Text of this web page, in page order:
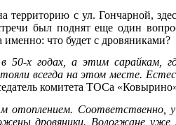
территорию с ул. Гончарной,
был поднят еще один
что будет с дровяниками?
50-х годах, а этим сарайкам,
всегда на этом месте.
комитета ТОСа
Соответственно,
дровяники. Вологжане уже